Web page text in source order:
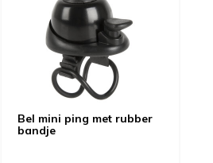
Bel mini ping met rubber
bandje